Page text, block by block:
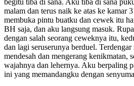
malam dan terus naik ke atas ke kamar
membuka pintu buatku dan cewek itu
BH saja, dan aku langsung masuk.
dengan salah seorang ceweknya itu,
dan lagi seruserunya berduel.
mendesah dan mengerang kenikmatan,
wajahnya dan lehernya. Aku berpaling
ini yang memandangku dengan